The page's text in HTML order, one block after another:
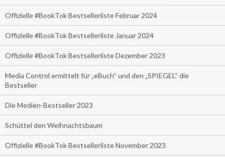
Offizielle #BookTok Bestsellerliste Februar 2024
Offizielle #BookTok Bestsellerliste Januar 2024
Offizielle #BookTok Bestsellerliste Dezember 2023
Media Control ermittelt für „eBuch“ und den „SPIEGEL“ die
Bestseller
Die Medien-Bestseller 2023
Schüttel den Weihnachtsbaum
Offizielle #BookTok Bestsellerliste November 2023